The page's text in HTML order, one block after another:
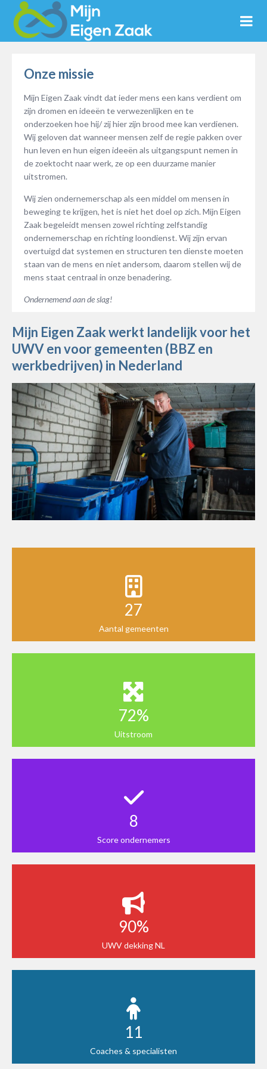
Onze missie
Mijn Eigen Zaak vindt dat ieder mens een kans verdient om
zijn dromen en ideeën te verwezenlijken en te
onderzoeken hoe hij/ zij hier zijn brood mee kan verdienen.
Wij geloven dat wanneer mensen zelf de regie pakken over
hun leven en hun eigen ideeën als uitgangspunt nemen in
de zoektocht naar werk, ze op een duurzame manier
uitstromen.
Wij zien ondernemerschap als een middel om mensen in
beweging te krijgen, het is niet het doel op zich. Mijn Eigen
Zaak begeleidt mensen zowel richting zelfstandig
ondernemerschap en richting loondienst. Wij zijn ervan
overtuigd dat systemen en structuren ten dienste moeten
staan van de mens en niet andersom, daarom stellen wij de
mens staat centraal in onze benadering.
Ondernemend aan de slag!
Mijn Eigen Zaak werkt landelijk voor het
UWV en voor gemeenten (BBZ en
werkbedrijven) in Nederland
27
Aantal gemeenten
72%
Uitstroom
8
Score ondernemers
90%
UWV dekking NL
11
Coaches & specialisten